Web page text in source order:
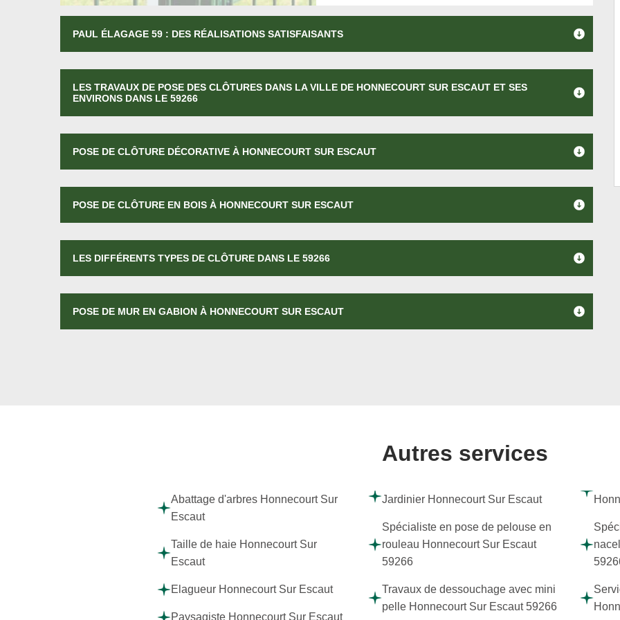
PAUL ÉLAGAGE 59 : DES RÉALISATIONS SATISFAISANTS
LES TRAVAUX DE POSE DES CLÔTURES DANS LA VILLE DE HONNECOURT SUR ESCAUT ET SES
ENVIRONS DANS LE 59266
POSE DE CLÔTURE DÉCORATIVE À HONNECOURT SUR ESCAUT
POSE DE CLÔTURE EN BOIS À HONNECOURT SUR ESCAUT
LES DIFFÉRENTS TYPES DE CLÔTURE DANS LE 59266
POSE DE MUR EN GABION À HONNECOURT SUR ESCAUT
Autres services
Abattage d'arbres Honnecourt Sur
Escaut
Taille de haie Honnecourt Sur
Escaut
Elagueur Honnecourt Sur Escaut
Paysagiste Honnecourt Sur Escaut
Jardinier Honnecourt Sur Escaut
Spécialiste en pose de pelouse en
rouleau Honnecourt Sur Escaut
59266
Travaux de dessouchage avec mini
pelle Honnecourt Sur Escaut 59266